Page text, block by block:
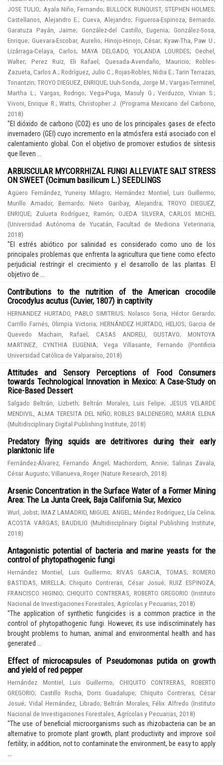
JOSE TULIO; Ayala Niño, Fernando;BULLOCK RUNQUIST, STEPHEN HOLMES;
Castellanos, Alejandro E.; Cueva, Alejandro; Figueroa-Espinoza, Bernardo;
Garatuza Payán, Jaime;González-del Castillo, Eugenia;González-Sosa,
Enrique; Guevara-Escobar, Aurelio; Hinojo-Hinojo, César; Kyaw-Tha, Paw U.;
Lizárraga-Celaya, Carlos; MAYA DELGADO, YOLANDA LOURDES; Oechel,
Walter; Perez Ruiz, Eli Rafael;Quesada-Avendaño, Mauricio;Robles-
Zazueta, Carlos A. ; Rodríguez, Julio C. ; Rojas-Robles, Nidia E.; Tarin Terrazas,
Tonantzin; TROYO DIEGUEZ, ENRIQUE; Uuh-Sonda, Jorge M. ; Vargas-Terminel,
Martha L. ; Vargas, Rodrigo;Vega-Puga, Masuly G. ;Verduzco, Vivian S.;
Vivoni, Enrique R. ;Watts, Christopher J. (Programa Mexicano del Carbono
2018)
"El dióxido de carbono (CO2) es uno de los principales gases de efecto
invernadero (GEI) cuyo incremento en la atmósfera está asociado con el
calentamiento global. Con el objetivo de promover estudios de síntesis
que lleven ...
ARBUSCULAR MYCORRHIZAL FUNGI ALLEVIATE SALT STRESS
ON SWEET (Ocimum basilicum L.) SEEDLINGS
Agüero Fernández, Yuneisy Milagro; Hernández Montiel, Luis Guillermo;
Murillo Amador, Bernardo;Nieto Garibay, Alejandra; TROYO DIEGUEZ,
ENRIQUE; Zulueta Rodríguez, Ramón; OJEDA SILVERA, CARLOS MICHEL
(Universidad Autónoma de Yucatán, Facultad de Medicina Veterinaria
2018)
"El estrés abiótico por salinidad es considerado como uno de los
principales problemas que enfrenta la agricultura que tiene como efecto
perjudicial restringir el crecimiento y el desarrollo de las plantas. El
objetivo de ...
Contributions to the nutrition of the American crocodile
Crocodylus acutus (Cuvier, 1807) in captivity
HERNANDEZ HURTADO, PABLO SIMITRIUS; Nolasco Soria, Héctor Gerardo;
Carrillo Farnés, Olimpia Victoria; HERNÁNDEZ HURTADO, HELIOS;Garcia de
Quevedo Machain, Rafael; CASAS ANDREU, GUSTAVO;MONTOYA
MARTINEZ, CYNTHIA EUGENIA; Vega Villasante, Fernando (Pontificia
Universidad Católica de Valparaíso 2018)
Attitudes and Sensory Perceptions of Food Consumers
towards Technological Innovation in Mexico: A Case-Study on
Rice-Based Dessert
Salgado Beltrán, Lizbeth;Beltrán Morales, Luis Felipe; JESUS VELARDE
MENDIVIL, ALMA TERESITA DEL NIÑO;ROBLES BALDENEGRO, MARIA ELENA
(Multidisciplinary Digital Publishing Institute 2018)
Predatory flying squids are detritivores during their early
planktonic life
Fernández-Álvarez, Fernando Ángel;Machordom, Annie; Salinas Zavala,
César Augusto; Villanueva, Roger (Nature Research 2018)
Arsenic Concentration in the Surface Water of a Former Mining
Area: The La Junta Creek, Baja California Sur, Mexico
Wurl, Jobst;IMAZ LAMADRID, MIGUEL ANGEL ; Méndez Rodríguez, Lía Celina;
ACOSTA VARGAS, BAUDILIO (Multidisciplinary Digital Publishing Institute
2018)
Antagonistic potential of bacteria and marine yeasts for the
control of phytopathogenic fungi
Hernández Montiel, Luis Guillermo;RIVAS GARCIA, TOMAS;ROMERO
BASTIDAS, MIRELLA;Chiquito Contreras, César Josué; RUIZ ESPINOZA,
FRANCISCO HIGINIO;CHIQUITO CONTRERAS, ROBERTO GREGORIO (Instituto
Nacional de Investigaciones Forestales, Agrícolas y Pecuarias 2018)
"The application of synthetic fungicides is a common practice in the
control of phytopathogenic fungi. However, its use indiscriminately has
brought problems to human, animal and environmental health and has
generated ...
Effect of microcapsules of Pseudomonas putida on growth
and yield of red pepper
Hernández Montiel, Luis Guillermo; CHIQUITO CONTRERAS, ROBERTO
GREGORIO; Castillo Rocha, Doris Guadalupe; Chiquito Contreras, César
Josué; Vidal Hernández, Librado; Beltrán Morales, Félix Alfredo (Instituto
Nacional de Investigaciones Forestales, Agrícolas y Pecuarias 2018)
"The use of beneficial microorganisms such as rhizobacteria can be an
alternative to promote plant growth, plant productivity and improve soil
fertility; in addition, not to contaminate the environment, be easy to apply